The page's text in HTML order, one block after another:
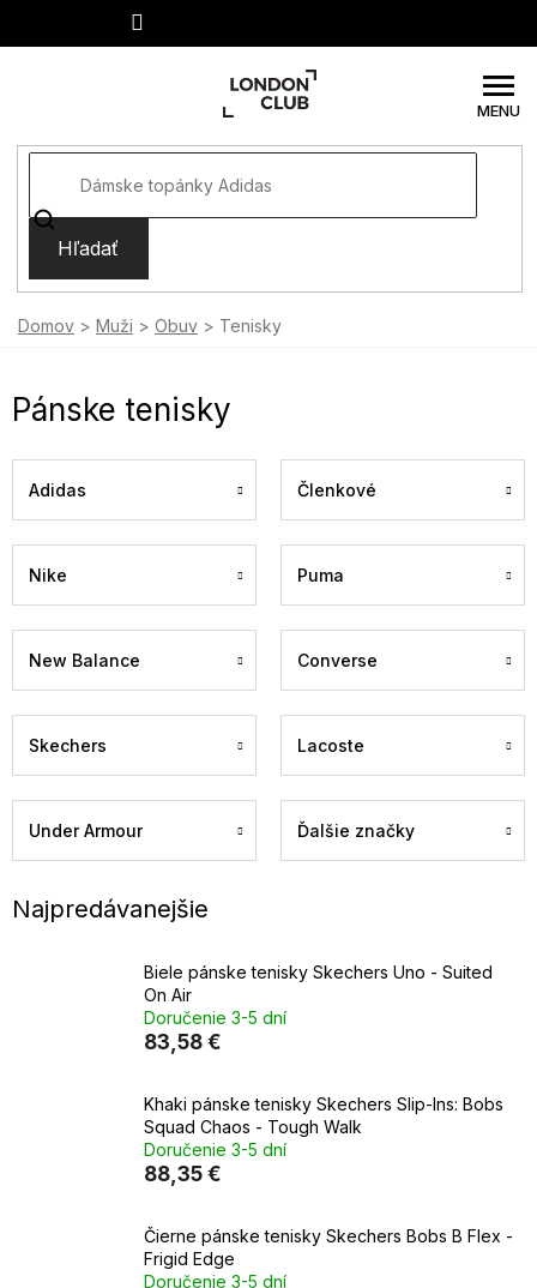
Hľadať
Domov Muži Obuv Tenisky
Pánske tenisky
Adidas Členkové
Nike Puma
New Balance Converse
Skechers Lacoste
Under Armour Ďalšie značky
Najpredávanejšie
Biele pánske tenisky Skechers Uno - Suited
On Air
Doručenie 3-5 dní
83,58 €
Khaki pánske tenisky Skechers Slip-Ins: Bobs
Squad Chaos - Tough Walk
Doručenie 3-5 dní
88,35 €
Čierne pánske tenisky Skechers Bobs B Flex -
Frigid Edge
Doručenie 3-5 dní